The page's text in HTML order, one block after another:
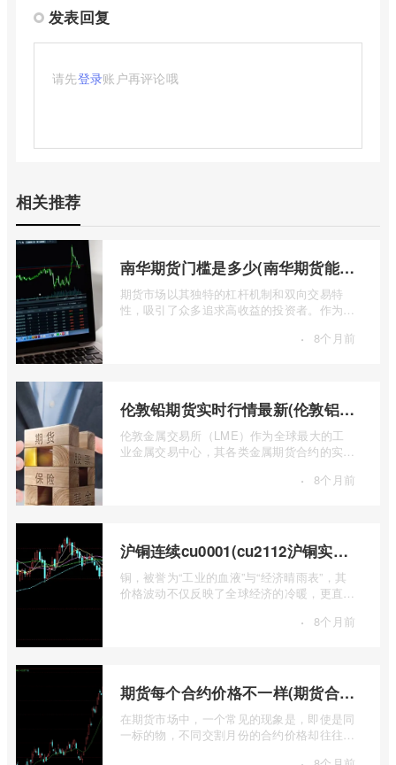
发表回复
请先登录账户再评论哦
相关推荐
南华期货门槛是多少(南华期货能做国际期货吗)
期货市场以其独特的杠杆机制和双向交易特
性，吸引了众多追求高收益的投资者。作为中
· 8个月前
伦敦铅期货实时行情最新(伦敦铝锡期货实时行情)
伦敦金属交易所（LME）作为全球最大的工
业金属交易中心，其各类金属期货合约的实时
· 8个月前
沪铜连续cu0001(cu2112沪铜实时行情)
铜，被誉为“工业的血液”与“经济晴雨表”，其
价格波动不仅反映了全球经济的冷暖，更直接
· 8个月前
期货每个合约价格不一样(期货合约之间的价格差)
在期货市场中，一个常见的现象是，即使是同
一标的物，不同交割月份的合约价格却往往不